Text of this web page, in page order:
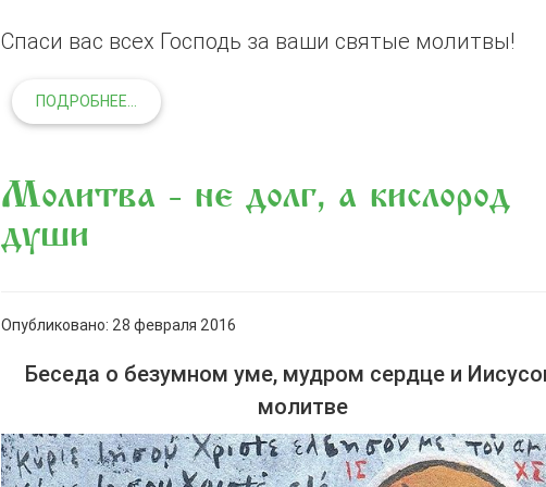
Спаси вас всех Господь за ваши святые молитвы!
ПОДРОБНЕЕ...
Молитва - не долг, а кислород
души
Опубликовано: 28 февраля 2016
Беседа о безумном уме, мудром сердце и
молитве